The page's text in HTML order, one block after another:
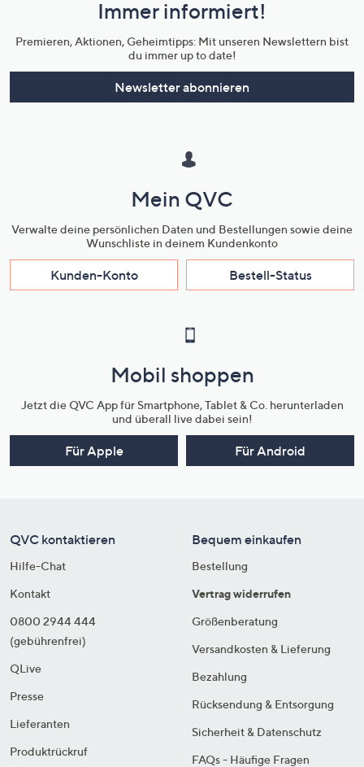
Unternehmensinformationen
Immer informiert!
Premieren, Aktionen, Geheimtipps: Mit unseren Newslettern bist
du immer up to date!
Newsletter abonnieren
Mein QVC
Verwalte deine persönlichen Daten und Bestellungen sowie deine
Wunschliste in deinem Kundenkonto
Kunden-Konto Bestell-Status
Mobil shoppen
Jetzt die QVC App für Smartphone, Tablet & Co. herunterladen
und überall live dabei sein!
Für Apple Für Android
QVC kontaktieren
Hilfe-Chat
Kontakt
0800 2944 444
(gebührenfrei)
QLive
Presse
Lieferanten
Produktrückruf
Bequem einkaufen
Bestellung
Vertrag widerrufen
Größenberatung
Versandkosten & Lieferung
Bezahlung
Rücksendung & Entsorgung
Sicherheit & Datenschutz
FAQs - Häufige Fragen